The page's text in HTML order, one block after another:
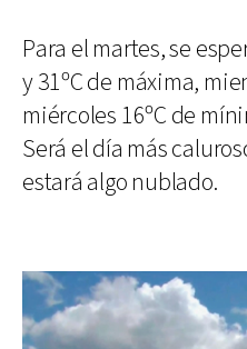
Para el martes, se
y 31ºC de máxima,
miércoles 16ºC de
Será el día más
estará algo nublado.